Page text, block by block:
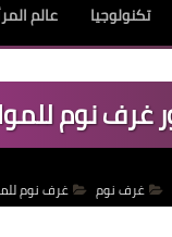
تكنولوجيا عالم
غرف نوم
غرف نوم غرف نوم